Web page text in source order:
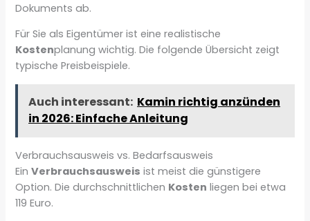
Dokuments ab.
Für Sie als Eigentümer ist eine realistische
Kostenplanung wichtig. Die folgende Übersicht zeigt
typische Preisbeispiele.
Auch interessant: Kamin richtig anzünden
in 2026: Einfache Anleitung
Verbrauchsausweis vs. Bedarfsausweis
EinVerbrauchsausweis ist meist die günstigere
Option. Die durchschnittlichen Kosten liegen bei etwa
119 Euro.